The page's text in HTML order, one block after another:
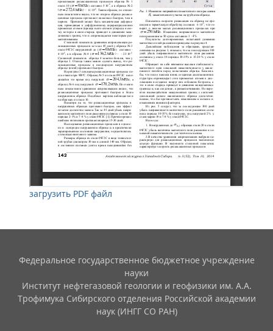
загрузить PDF файл
Федеральное государственное бюджетное учреждение
науки
Институт нефтегазовой геологии и геофизики им. А.А.
Трофимука Сибирского отделения Российской академии
наук (ИНГГ СО РАН)